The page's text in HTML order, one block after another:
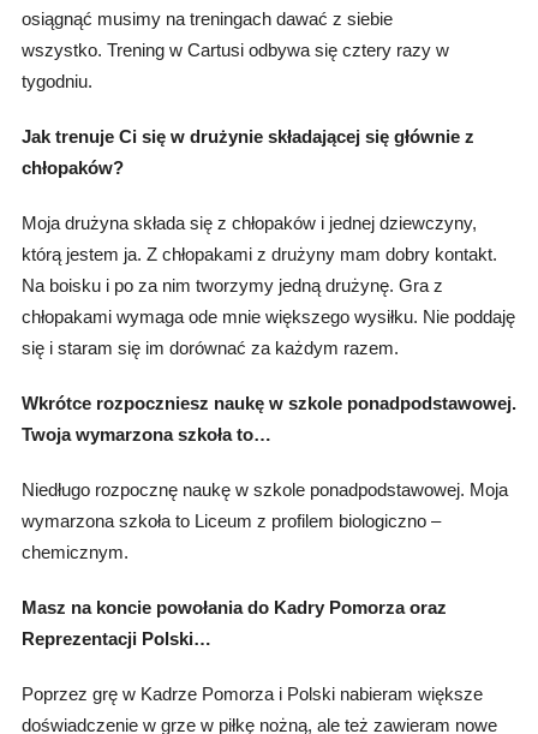
osiągnąć musimy na treningach dawać z siebie
wszystko. Trening w Cartusi odbywa się cztery razy w
tygodniu.
Jak trenuje Ci się w drużynie składającej się głównie z
chłopaków?
Moja drużyna składa się z chłopaków i jednej dziewczyny,
którą jestem ja. Z chłopakami z drużyny mam dobry kontakt.
Na boisku i po za nim tworzymy jedną drużynę. Gra z
chłopakami wymaga ode mnie większego wysiłku. Nie poddaję
się i staram się im dorównać za każdym razem.
Wkrótce rozpoczniesz naukę w szkole ponadpodstawowej.
Twoja wymarzona szkoła to…
Niedługo rozpocznę naukę w szkole ponadpodstawowej. Moja
wymarzona szkoła to Liceum z profilem biologiczno –
chemicznym.
Masz na koncie powołania do Kadry Pomorza oraz
Reprezentacji Polski…
Poprzez grę w Kadrze Pomorza i Polski nabieram większe
doświadczenie w grze w piłkę nożną, ale też zawieram nowe